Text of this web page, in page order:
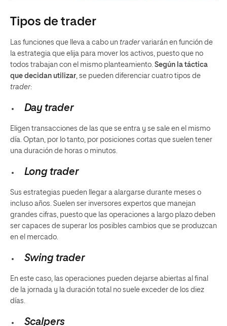
Tipos de trader
Las funciones que lleva a cabo un tradervariarán en función de
la estrategia que elija para mover los activos, puesto que no
todos trabajan con el mismo planteamiento. Según la táctica
que decidan utilizar, se pueden diferenciar cuatro tipos de
trader:
Day trader
Eligen transacciones de las que se entra y se sale en el mismo
día. Optan, por lo tanto, por posiciones cortas que suelen tener
una duración de horas o minutos.
Long trader
Sus estrategias pueden llegar a alargarse durante meses o
incluso años. Suelen ser inversores expertos que manejan
grandes cifras, puesto que las operaciones a largo plazo deben
ser capaces de superar los posibles cambios que se produzcan
en el mercado.
Swing trader
En este caso, las operaciones pueden dejarse abiertas al final
de la jornada y la duración total no suele exceder de los diez
días.
Scalpers